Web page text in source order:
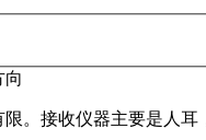
。接收仪器主要是人